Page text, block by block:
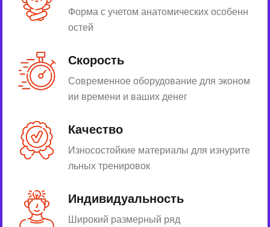
Форма с учетом анатомических особенн
остей
Скорость
Современное оборудование для эконом
ии времени и ваших денег
Качество
Износостойкие материалы для изнурите
льных тренировок
Индивидуальность
Широкий размерный ряд